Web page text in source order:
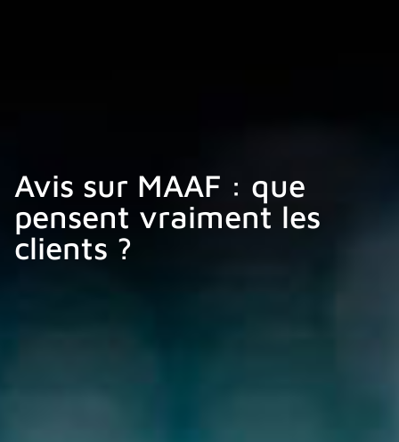
Avis sur MAAF : que
pensent vraiment les
clients ?